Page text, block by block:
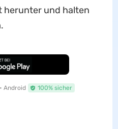
herunter und halten
Download
Android 100% sicher